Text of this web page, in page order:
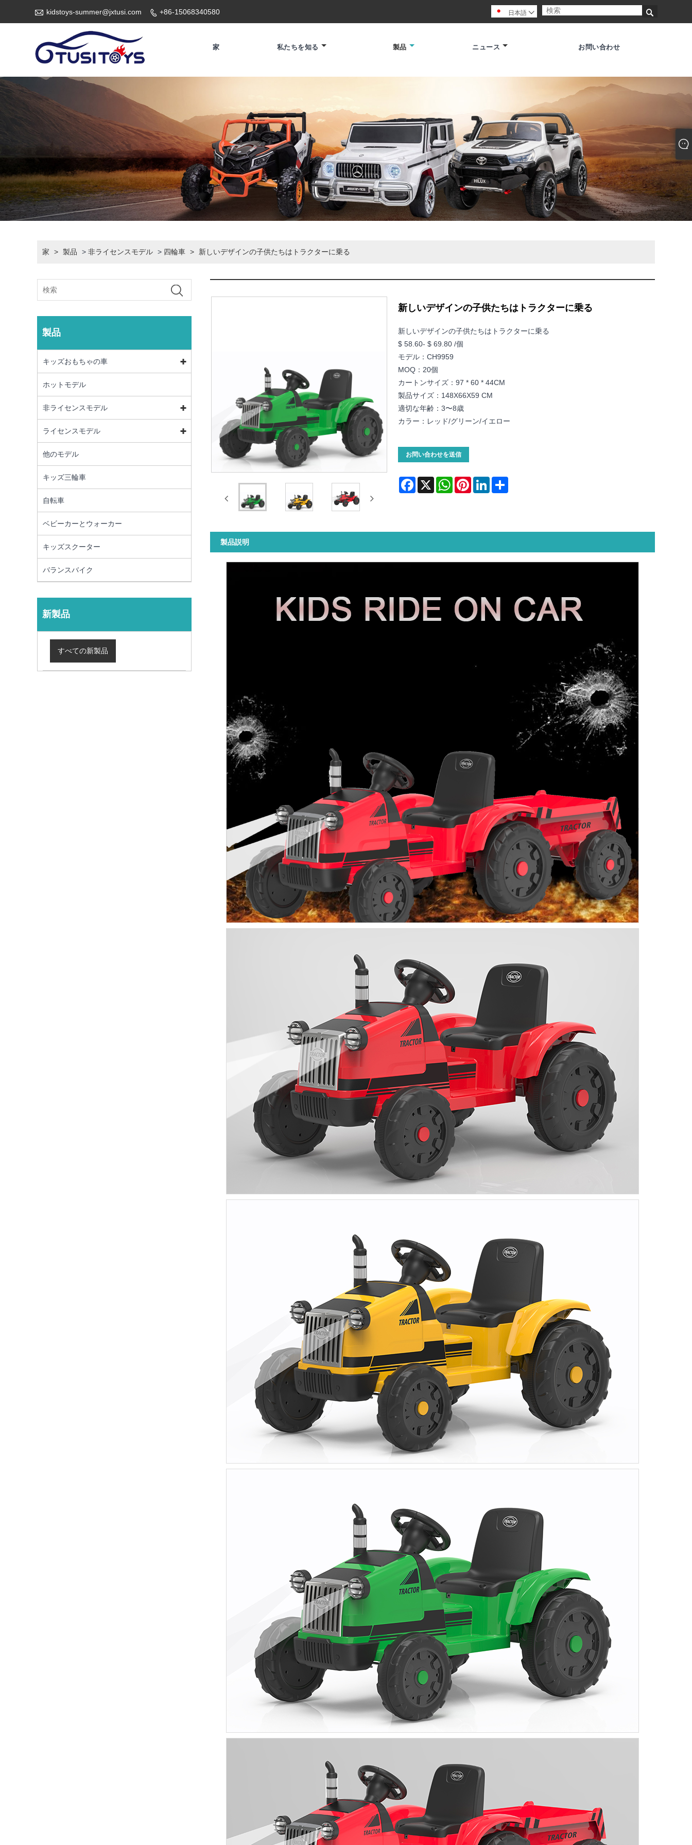
 kidstoys-summer@jxtusi.com  +86-15068340580 
日本語 
家 私たちを知る 製品 ニュース お問い合わせ
家 > 製品 > 非ライセンスモデル > 四輪車 > 新しいデザインの子供たちはトラクターに乗る
製品
キッズおもちゃの車
ホットモデル
非ライセンスモデル
ライセンスモデル
他のモデル
キッズ三輪車
自転車
ベビーカーとウォーカー
キッズスクーター
バランスバイク
新製品
すべての新製品
新しいデザインの子供たちはトラクターに乗る
新しいデザインの子供たちはトラクターに乗る
$ 58.60- $ 69.80 /個
モデル：CH9959
MOQ：20個
カートンサイズ：97 * 60 * 44CM
製品サイズ：148X66X59 CM
適切な年齢：3〜8歳
カラー：レッド/グリーン/イエロー
お問い合わせを送信
Facebook
X WhatsAppPinterestLinkedInShare
製品説明